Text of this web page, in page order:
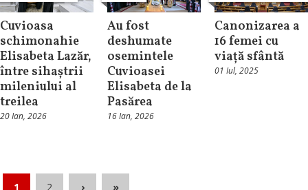
Cuvioasa
schimonahie
Elisabeta Lazăr,
între sihaștrii
mileniului al
treilea
20 Ian, 2026
Au fost
deshumate
osemintele
Cuvioasei
Elisabeta de la
Pasărea
16 Ian, 2026
Canonizarea a
16 femei cu
viață sfântă
01 Iul, 2025
1 2 › »